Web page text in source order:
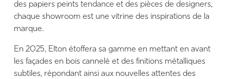
des papiers peints tendance et des pièces de designers,
chaque showroom est une vitrine des inspirations de la
marque.
En 2025, Elton étoffera sa gamme en mettant en avant
les façades en bois cannelé et des finitions métalliques
subtiles, répondant ainsi aux nouvelles attentes des